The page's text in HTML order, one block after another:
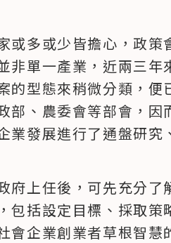
或多或少皆擔心，政
非單一產業，近兩三
的型態來稍微分類，
部、農委會等部會，
業發展進行了通盤研究
府上任後，可先充分
包括設定目標、採取
會企業創業者草根智慧